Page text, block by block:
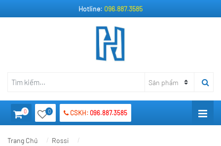
Hotline: 096.887.3585
0 0 CSKH: 096.887.3585
Trang Chủ
Rossi